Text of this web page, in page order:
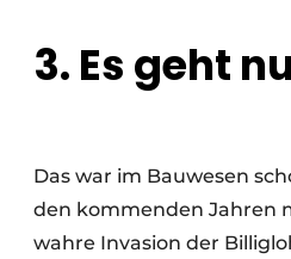
3. Es geht
Das war im Bauwesen
den kommenden Jahren
wahre Invasion der